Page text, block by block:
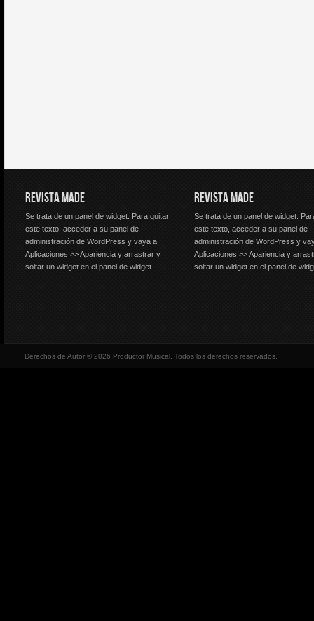
REVISTA MADE
Se trata de un panel de widget. Para quitar
este texto, acceder a su panel de
administración de WordPress y vaya a
Aplicaciones >> Apariencia y arrastrar y
soltar un widget en el panel de widget.
REVISTA MADE
Se trata de un panel de widget.
este texto, acceder a su panel de
administración de WordPress y
Aplicaciones >> Apariencia y
soltar un widget en el panel de
Derechos de Autor © 2026 Productor Musical, Todos los derechos reservados.